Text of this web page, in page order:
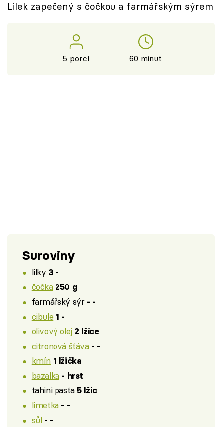
Sledujte prima+
Lilek zapečený s čočkou a farmářským sýrem
5 porcí 60 minut
Suroviny
lilky 3 -
čočka 250 g
farmářský sýr - -
cibule 1 -
olivový olej 2 lžíce
citronová šťáva - -
kmín 1 lžička
bazalka - hrst
tahini pasta5 lžic
limetka - -
sůl - -